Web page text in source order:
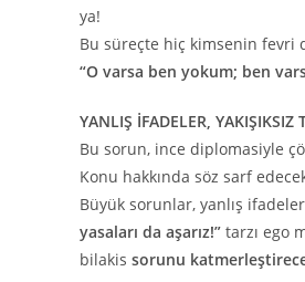
ya!
Bu süreçte hiç kimsenin fevri
“O varsa ben yokum; ben
YANLIŞ İFADELER, YAKIŞIKSIZ
Bu sorun, ince diplomasiyle
Konu hakkında söz sarf
Büyük sorunlar, yanlış
yasaları da aşarız!” tarzı ego
bilakis sorunu